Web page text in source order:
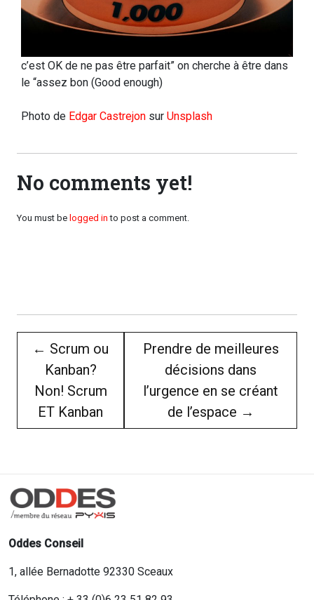
c’est OK de ne pas être parfait” on cherche à être dans
le “assez bon (Good enough)
Photo de Edgar Castrejon sur Unsplash
No comments yet!
You must be logged in to post a comment.
← Scrum ou
Kanban?
Non! Scrum
ET Kanban
Prendre de meilleures
décisions dans
l’urgence en se créant
de l’espace →
Oddes Conseil
1, allée Bernadotte 92330 Sceaux